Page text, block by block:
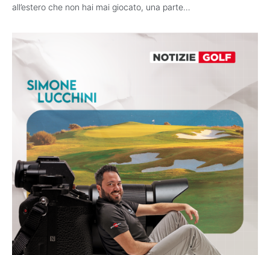
all’estero che non hai mai giocato, una parte…